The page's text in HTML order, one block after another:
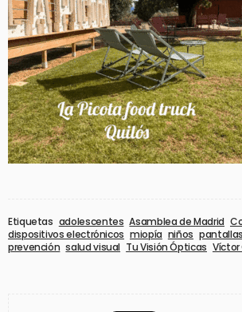
Etiquetas adolescentes Asamblea de Madrid
dispositivos electrónicos miopía niños
prevención salud visual Tu Visión Ópticas Víctor